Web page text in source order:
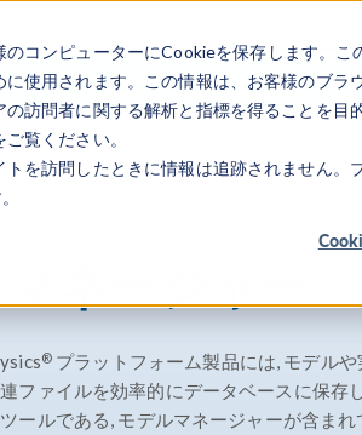
のコンピューターにCookieを保存します。
使用されます。この情報は、お客様のブ
訪問者に関する解析と指標を得ることを
覧ください。
を訪問したときに情報は追跡されません
® モデルマネージャー
® プラットフォーム製品には, モデル
ファイルを効率的にデータベースに保存
ールである, モデルマネージャーが含ま